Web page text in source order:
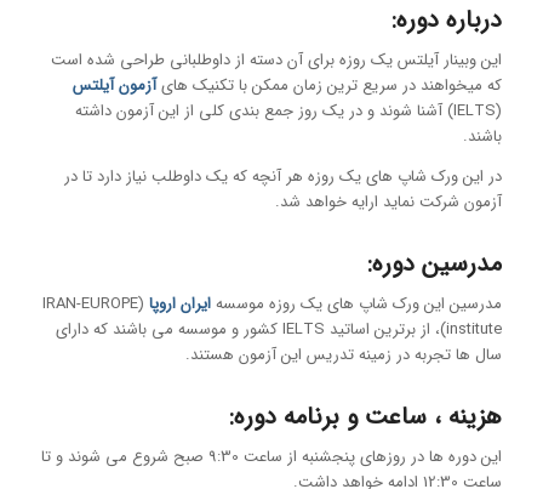
درباره دوره:
این وبینار آیلتس یک روزه برای آن دسته از داوطلبانی طراحی شده است
که میخواهند در سریع ترین زمان ممکن با تکنیک هایآزمون آیلتس
(IELTS) آشنا شوند و در یک روز جمع بندی کلی از این آزمون داشته
باشند.
در این ورک شاپ های یک روزه هر آنچه که یک داوطلب نیاز دارد تا در
آزمون شرکت نماید ارایه خواهد شد.
مدرسین دوره:
مدرسین این ورک شاپ های یک روزه موسسهایران اروپا (IRAN-EUROPE
institute)، از برترین اساتید IELTS کشور و موسسه می باشند که دارای
سال ها تجربه در زمینه تدریس این آزمون هستند.
هزینه ، ساعت و برنامه دوره:
این دوره ها در روزهای پنجشنبه از ساعت 9:30 صبح شروع می شوند و تا
ساعت 12:30 ادامه خواهد داشت.